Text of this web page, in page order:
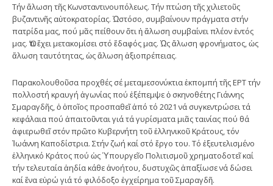
Τήν ἅλωση τῆς Κωνσταντινουπόλεως. Τήν πτώση τῆς χιλιετοῦς
βυζαντινῆς αὐτοκρατορίας. Ὡστόσο, συμβαίνουν πράγματα στήν
πατρίδα μας, πού μᾶς πείθουν ὅτι ἡ ἅλωση συμβαίνει πλέον ἐντός
μας. Ὅτι ἔχει μετακομίσει στό ἔδαφός μας. Ὡς ἅλωση φρονήματος, ὡς
ἅλωση ταυτότητας, ὡς ἅλωση ἀξιοπρέπειας.
Παρακολουθοῦσα προχθές σέ μεταμεσονύκτια ἐκπομπή τῆς ΕΡΤ τήν
πολλοστή κραυγή ἀγωνίας πού ἐξέπεμψε ὁ σκηνοθέτης Γιάννης
Σμαραγδῆς, ὁ ὁποῖος προσπαθεῖ ἀπό τό 2021 νά συγκεντρώσει τά
κεφάλαια πού ἀπαιτοῦνται γιά τά γυρίσματα μιᾶς ταινίας πού θά
ἀφιερωθεῖ στόν πρῶτο Κυβερνήτη τοῦ ἑλληνικοῦ Κράτους, τόν
Ἰωάννη Καποδίστρια. Στήν ζωή καί στό ἔργο του. Τό ἐξευτελισμένο
ἑλληνικό Κράτος πού ὡς Ὑπουργεῖο Πολιτισμοῦ χρηματοδοτεῖ καί
τήν τελευταία ἀηδία κάθε ἀνοήτου, δυστυχῶς ἀπαξίωσε νά δώσει
καί ἕνα εὐρώ γιά τό φιλόδοξο ἐγχείρημα τοῦ Σμαραγδῆ.